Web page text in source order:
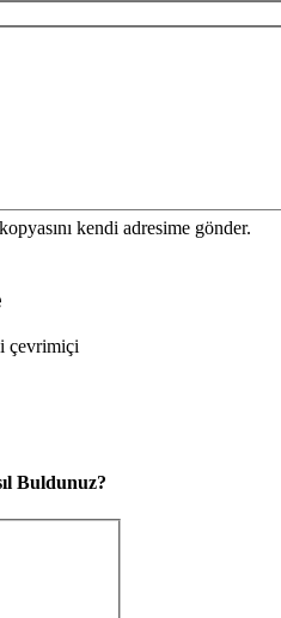
kendi adresime gönder.
çevrimiçi
Buldunuz?